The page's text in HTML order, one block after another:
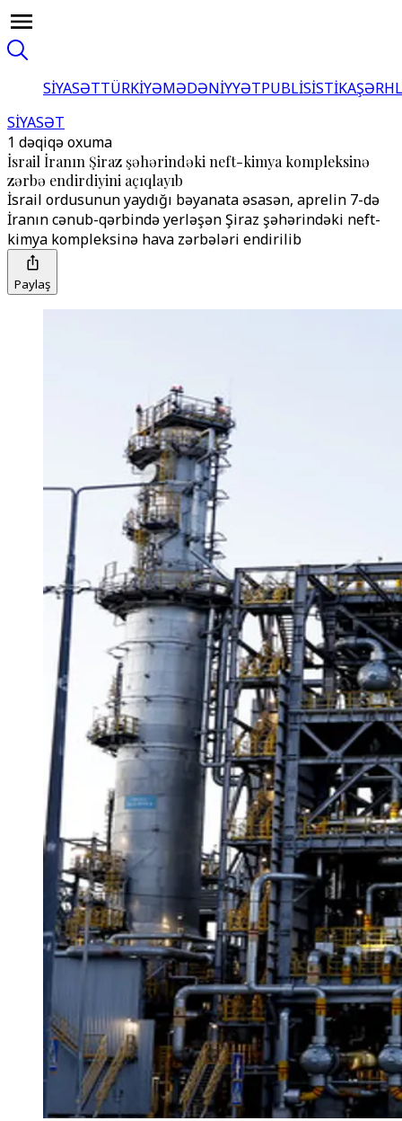
SİYASƏTTÜRKİYƏMƏDƏNİYYƏTPUBLİSİSTİKA
SİYASƏT
1 dəqiqə oxuma
İsrail İranın Şiraz şəhərindəki neft-kimya kompleksinə
zərbə endirdiyini açıqlayıb
İsrail ordusunun yaydığı bəyanata əsasən, aprelin 7-də
İranın cənub-qərbində yerləşən Şiraz şəhərindəki neft-
kimya kompleksinə hava zərbələri endirilib
Paylaş